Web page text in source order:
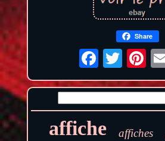
Share
affiche affiches